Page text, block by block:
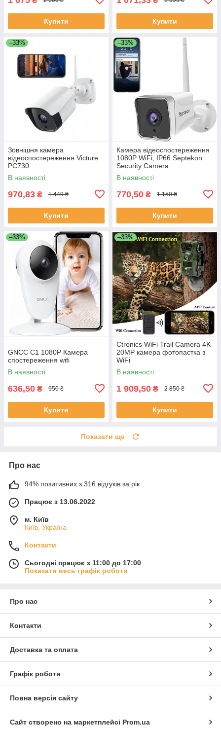
Купити Купити
–33%
Зовнішня камера
відеоспостереження Victure
PC730
В наявності
970,83 ₴ 1 449 ₴
Купити
–33%
Камера відеоспостереження
1080P WiFi, IP66 Septekon
Security Camera
В наявності
770,50 ₴ 1 150 ₴
Купити
–33%
GNCC C1 1080P Камера
спостереження wifi
В наявності
636,50 ₴ 950 ₴
Купити
–33%
Ctronics WiFi Trail Camera 4K
20MP камера фотопастка з
WiFi
В наявності
1 909,50 ₴ 2 850 ₴
Купити
Показати ще
Про нас
94% позитивних з 316 відгуків за рік
Працює з 13.06.2022
м. Київ
Київ, Україна
Контакти
Сьогодні працює з 11:00 до 17:00
Показати весь графік роботи
Про нас
Контакти
Доставка та оплата
Графік роботи
Повна версія сайту
Сайт створено на маркетплейсі Prom.ua